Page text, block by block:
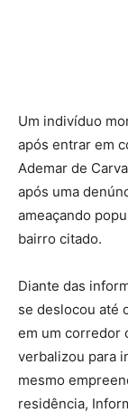
Um indivíduo
após entrar em
Ademar de
após uma
ameaçando
bairro citado.
Diante das
se deslocou até
em um corredor
verbalizou para
mesmo
residência,